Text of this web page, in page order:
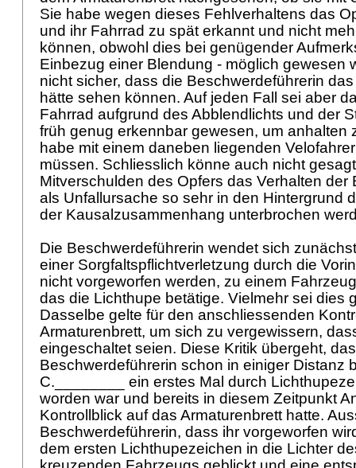
Sie habe wegen dieses Fehlverhaltens das
und ihr Fahrrad zu spät erkannt und nicht
können, obwohl dies bei genügender
Einbezug einer Blendung - möglich gewesen
nicht sicher, dass die Beschwerdeführerin
hätte sehen können. Auf jeden Fall sei aber
Fahrrad aufgrund des Abblendlichts und der
früh genug erkennbar gewesen, um anhalten
habe mit einem daneben liegenden
müssen. Schliesslich könne auch nicht
Mitverschulden des Opfers das Verhalten der
als Unfallursache so sehr in den Hintergrund
der Kausalzusammenhang unterbrochen
Die Beschwerdeführerin wendet sich
einer Sorgfaltspflichtverletzung durch die
nicht vorgeworfen werden, zu einem
das die Lichthupe betätige. Vielmehr sei dies
Dasselbe gelte für den anschliessenden
Armaturenbrett, um sich zu vergewissern,
eingeschaltet seien. Diese Kritik übergeht,
Beschwerdeführerin schon in einiger Distanz
C.________ ein erstes Mal durch
worden war und bereits in diesem Zeitpunkt
Kontrollblick auf das Armaturenbrett hatte.
Beschwerdeführerin, dass ihr vorgeworfen
dem ersten Lichthupezeichen in die Lichter